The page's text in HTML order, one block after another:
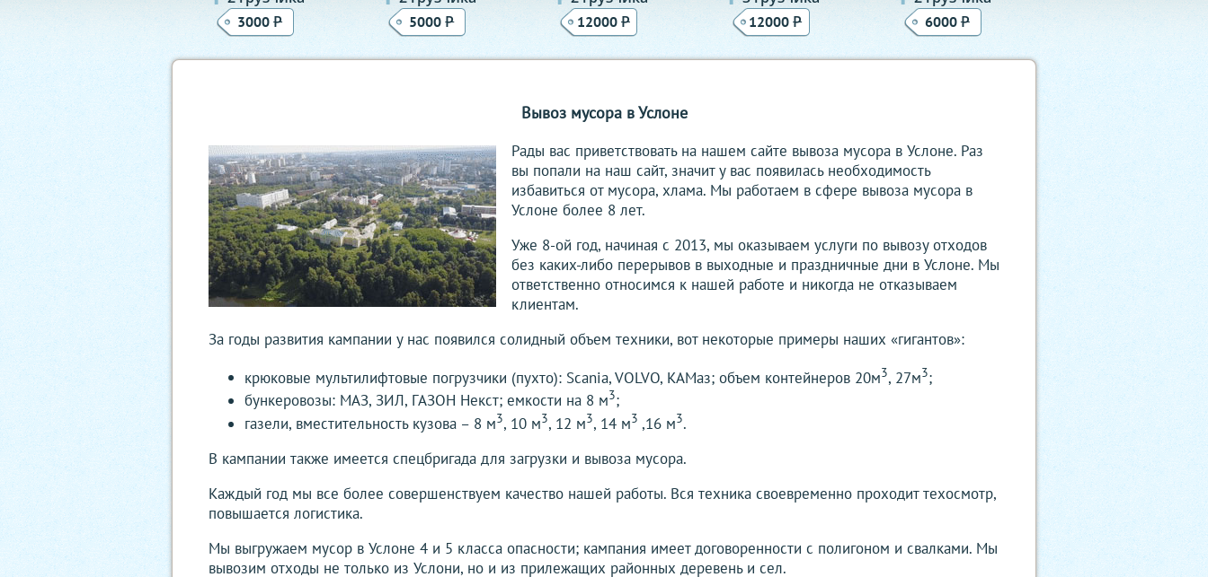
3000Р 5000Р 12000 Р 12000Р 6000Р
Вывоз мусора в Услоне
Рады вас приветствовать на нашем сайте вывоза мусора в Услоне. Раз
вы попали на наш сайт, значит у вас появилась необходимость
избавиться от мусора, хлама. Мы работаем в сфере вывоза мусора в
Услоне более 8 лет.
Уже 8-ой год, начиная с 2013, мы оказываем услуги по вывозу отходов
без каких-либо перерывов в выходные и праздничные дни в Услоне. Мы
ответственно относимся к нашей работе и никогда не отказываем
клиентам.
За годы развития кампании у нас появился солидный объем техники, вот некоторые примеры наших «гигантов»:
крюковые мультилифтовые погрузчики (пухто): Scania, VOLVO, КАМаз; объем контейнеров 20м3, 27м3;
бункеровозы: МАЗ, ЗИЛ, ГАЗОН Некст; емкости на 8 м3;
газели, вместительность кузова – 8 м3, 10 м3, 12 м3, 14 м3 ,16 м3.
В кампании также имеется спецбригада для загрузки и вывоза мусора.
Каждый год мы все более совершенствуем качество нашей работы. Вся техника своевременно проходит техосмотр,
повышается логистика.
Мы выгружаем мусор в Услоне 4 и 5 класса опасности; кампания имеет договоренности с полигоном и свалками. Мы
вывозим отходы не только из Услони, но и из прилежащих районных деревень и сел.